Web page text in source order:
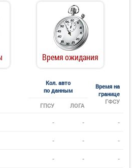
Время ожидания
Кол. авто
по данным
Время на
границе
ГФСУ
ГПСУ ЛОГА
- - -
- - -
- - -